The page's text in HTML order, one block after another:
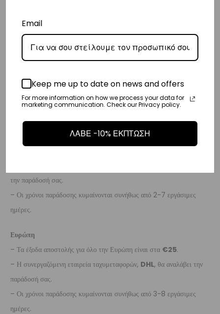
αποστολής στα
– Η συνεργαζόμενη εταιρεία ταχυμεταφορών,Courier Center, θα
αναλάβει την παράδοσή σας.
ημέρες.
– Προσφέρουμε επίσης αντικαταβολή για παραγγελίες σε όλη την
Ελλάδα με extra χρέωση €2.
την παράδοσή σας.
– Οι χρόνοι παράδοσης κυμαίνονται συνήθως από 2-7 εργάσιμες
ημέρες.
Ευρώπη
– Τα έξοδα αποστολής για όλο την Ευρώπη είναι στα €25.
– Η συνεργαζόμενη εταιρεία ταχυμεταφορών, DHL, θα αναλάβει την
παράδοσή σας.
– Οι χρόνοι παράδοσης κυμαίνονται συνήθως από 3-8 εργάσιμες
ημέρες.
Email
Keep me up to date on news and offers
For more information on how we process your data for
marketing communication. Check our Privacy policy.
ΛΑΒΕ -10% ΕΚΠΤΩΣΗ